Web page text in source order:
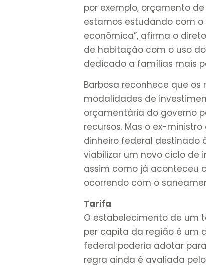
por exemplo, orçamento de
estamos estudando com o
econômica”, afirma o
de habitação com o uso do
dedicado a famílias mais
Barbosa reconhece que
modalidades de
orçamentária do governo
recursos. Mas o ex-
dinheiro federal destinado
viabilizar um novo ciclo de
assim como já aconteceu
ocorrendo com o
Tarifa
O estabelecimento de um
per capita da região é um
federal poderia adotar
regra ainda é avaliada pelo